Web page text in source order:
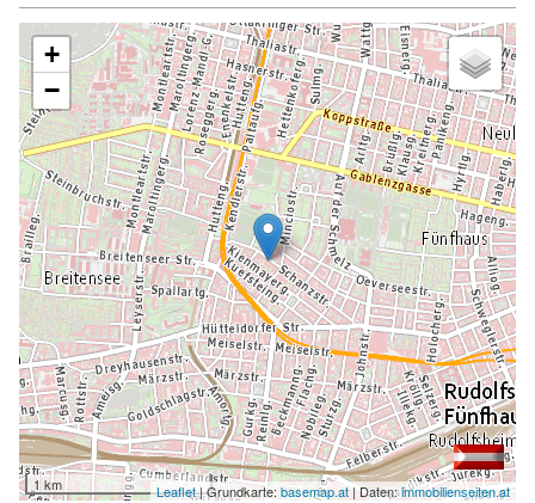
+
−
1 km Leaflet| Grundkarte: basemap.at| Daten:immobilienseiten.at